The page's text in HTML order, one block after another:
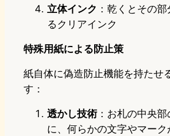
立体インク ：乾くとその
るクリアインク
特殊用紙による防止策
紙自体に偽造防止機能を持たせ
す：
透かし技術：お札の中央部
に、何らかの文字やマーク